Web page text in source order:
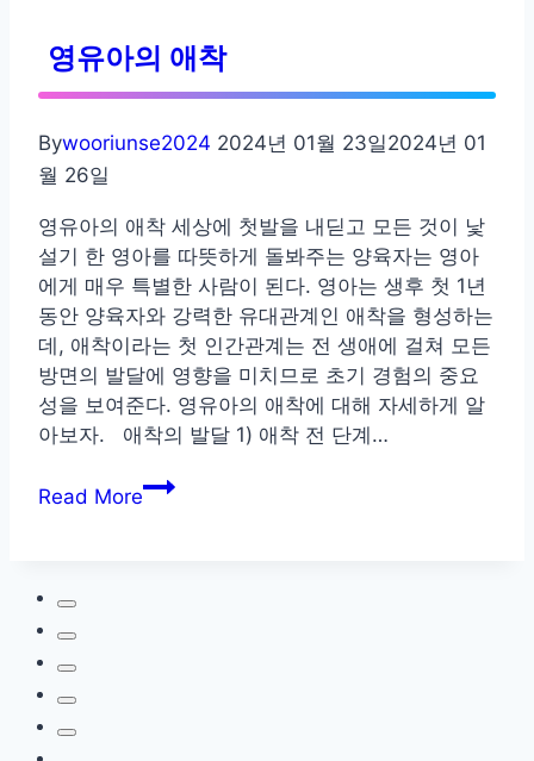
영유아의 애착
Bywooriunse2024 2024년 01월 23일2024년 01
월 26일
영유아의 애착 세상에 첫발을 내딛고 모든 것이 낯
설기 한 영아를 따뜻하게 돌봐주는 양육자는 영아
에게 매우 특별한 사람이 된다. 영아는 생후 첫 1년
동안 양육자와 강력한 유대관계인 애착을 형성하는
데, 애착이라는 첫 인간관계는 전 생애에 걸쳐 모든
방면의 발달에 영향을 미치므로 초기 경험의 중요
성을 보여준다. 영유아의 애착에 대해 자세하게 알
아보자. 애착의 발달 1) 애착 전 단계…
Read More
영